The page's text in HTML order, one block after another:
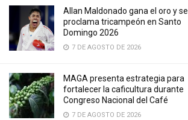
Allan Maldonado gana el oro y se
proclama tricampeón en Santo
Domingo 2026
7 DE AGOSTO DE 2026
MAGA presenta estrategia para
fortalecer la caficultura durante
Congreso Nacional del Café
7 DE AGOSTO DE 2026